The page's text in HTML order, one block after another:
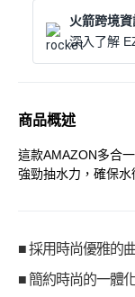
火箭跨境資
深入了解
商品概述
這款AMAZON多合
強勁抽水力，確保
■ 採用時尚優雅的
■ 簡約時尚的一體